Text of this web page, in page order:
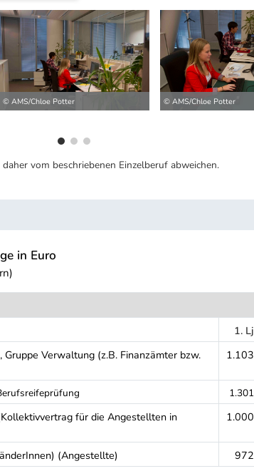
© AMS/Chloe Potter © AMS/Chloe Potter
vom beschriebenen Einzelberuf abweichen.
in Euro
1. Lj
Verwaltung (z.B. Finanzämter bzw.
1.103
1.301
für die Angestellten in
1.000
(Angestellte) 972